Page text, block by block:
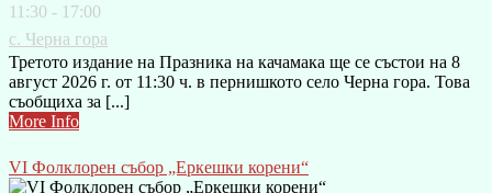
11:30 - 17:00
с. Черна гора
Третото издание на Празника на качамака ще се състои на 8
август 2026 г. от 11:30 ч. в пернишкото село Черна гора. Това
съобщиха за [...]
More Info
VI Фолклорен събор „Еркешки корени“